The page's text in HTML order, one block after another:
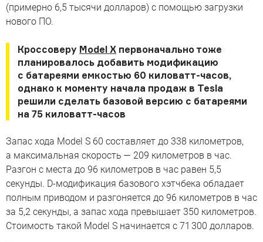
(примерно 6,5 тысячи долларов) с помощью загрузки
нового ПО.
Кроссоверу Model X первоначально тоже
планировалось добавить модификацию
с батареями емкостью 60 киловатт-часов,
однако к моменту начала продаж в Tesla
решили сделать базовой версию с батареями
на 75 киловатт-часов
Запас хода Model S 60 составляет до 338 километров,
а максимальная скорость — 209 километров в час.
Разгон с места до 96 километров в час равен 5,5
секунды. D-модификация базового хэтчбека обладает
полным приводом и разгоняется до 96 километров в час
за 5,2 секунды, а запас хода превышает 350 километров.
Стоимость такой Model S начинается с 71 300 долларов.